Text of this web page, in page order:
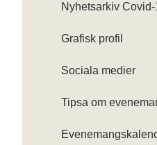
Nyhetsarkiv Covid-
Grafisk profil
Sociala medier
Tipsa om